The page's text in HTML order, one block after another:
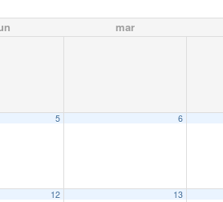
mar
5 6
12 13